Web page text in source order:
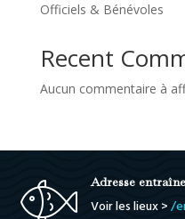
Officiels & Bénévoles
Recent
Aucun commentaire à
Adresse
Voir les lieux >/